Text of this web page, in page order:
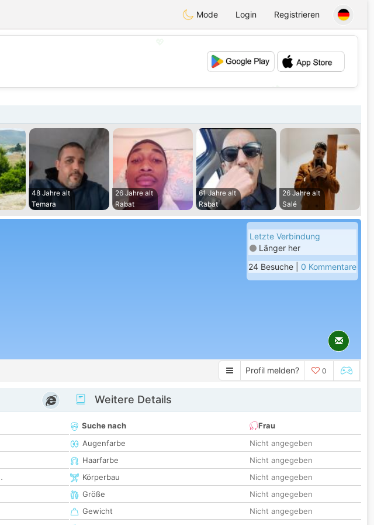
Mode Login Registrieren
💕
48 Jahre alt
Temara
26 Jahre alt
Rabat
61 Jahre alt
Rabat
26 Jahre alt
Salé
Letzte Verbindung
Länger her
24 Besuche | 0 Kommentare
Profil melden? 0
Weitere Details
Suche nach
Frau
Augenfarbe
Nicht angegeben
Haarfarbe
Nicht angegeben
Körperbau
Nicht angegeben
Größe
Nicht angegeben
Gewicht
Nicht angegeben